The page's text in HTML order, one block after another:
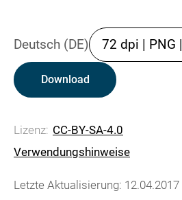
Deutsch (DE) 72 dpi | PNG |
Download
Lizenz: CC-BY-SA-4.0
Verwendungshinweise
Letzte Aktualisierung: 12.04.2017